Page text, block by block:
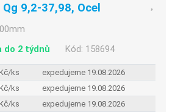
9,2-37,98, Ocel
do 2 týdnů Kód: 158694
ks
expedujeme 19.08.2026
ks
expedujeme 19.08.2026
ks
expedujeme 19.08.2026